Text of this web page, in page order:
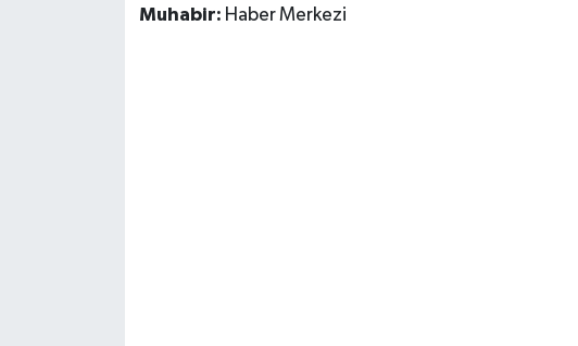
Muhabir: Haber Merkezi